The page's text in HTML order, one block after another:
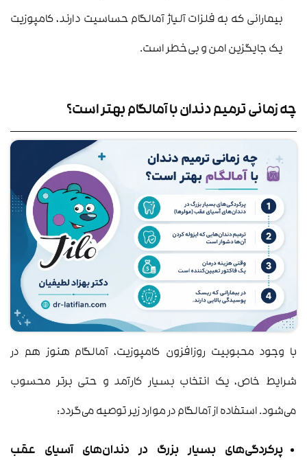
بیمارانی که به فلزات آلیاژ آمالگام حساسیت دارند، کامپوزیت
یک جایگزین امن و بی‌خطر است.
چه زمانی ترمیم دندان با آمالگام بهتر است؟
با وجود محبوبیت روزافزون کامپوزیت، آمالگام هنوز هم در
شرایط خاص، یک انتخاب بسیار کارآمد و حتی برتر محسوب
می‌شود. استفاده از آمالگام در موارد زیر توصیه می‌گردد:
پرکردگی‌های بسیار بزرگ در دندان‌های آسیای عقب